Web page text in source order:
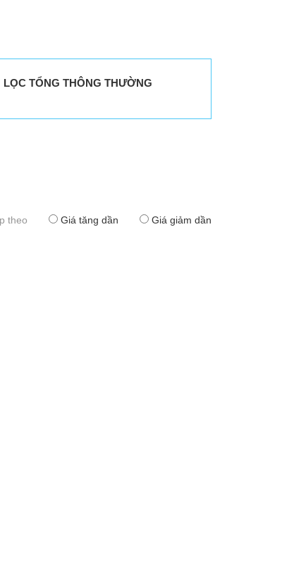
LỌC TỔNG THÔNG THƯỜNG
theo Giá tăng dần Giá giảm dần